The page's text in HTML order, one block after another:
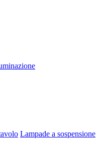
Lampade a sospensione